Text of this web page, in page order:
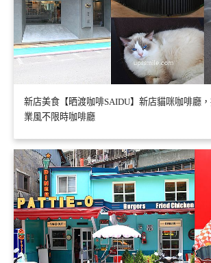
新店美食【晒渡咖啡SAIDU】新店貓咪咖啡廳
業風不限時咖啡廳